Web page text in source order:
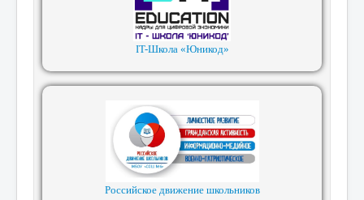
IT-Школа «Юникод»
Российское движение школьников